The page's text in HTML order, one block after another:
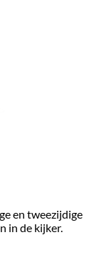
en tweezijdige
in de kijker.